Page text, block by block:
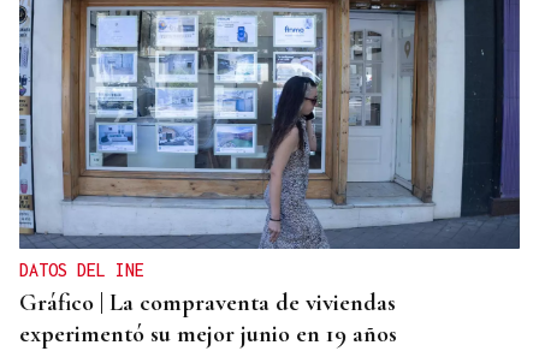
DATOS DEL INE
Gráfico | La compraventa de viviendas
experimentó su mejor junio en 19 años